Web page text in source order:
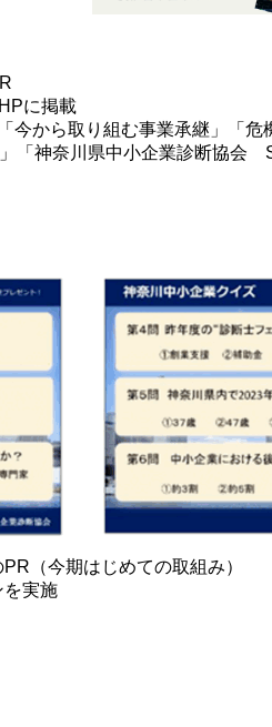
に掲載
今から取り組む事業承継」「
「神奈川県中小企業診断協
（今期はじめての取組み）
を実施